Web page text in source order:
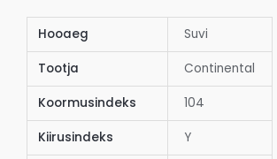
Hooaeg Suvi
Tootja Continental
Koormusindeks 104
Kiirusindeks Y